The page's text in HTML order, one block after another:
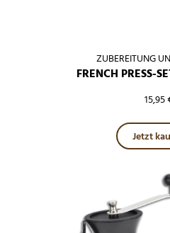
ZUBEREITUNG
FRENCH PRESS-
15,95
Jetzt